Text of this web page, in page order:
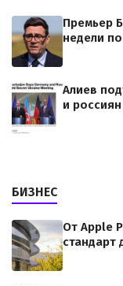
Премьер
недели
Алиев
и
БИЗНЕС
От Apple
стандарт